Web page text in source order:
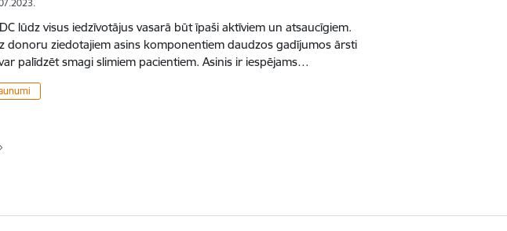
lūdz visus iedzīvotājus vasarā būt īpaši aktīviem un atsaucīgiem.
donoru ziedotajiem asins komponentiem daudzos gadījumos ārsti
palīdzēt smagi slimiem pacientiem. Asinis ir iespējams…